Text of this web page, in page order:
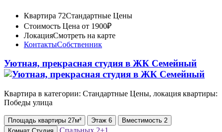
Квартира 72Стандартные Цены
Стоимость Цена от 1900₽
ЛокацияСмотреть на карте
КонтактыСобственник
Уютная, прекрасная студия в ЖК Семейный
Квартира в категории: Стандартные Цены, локация квартиры:
Победы улица
Площадь квартиры 27м² Этаж 6 Вместимость 2
Спальных 2+1